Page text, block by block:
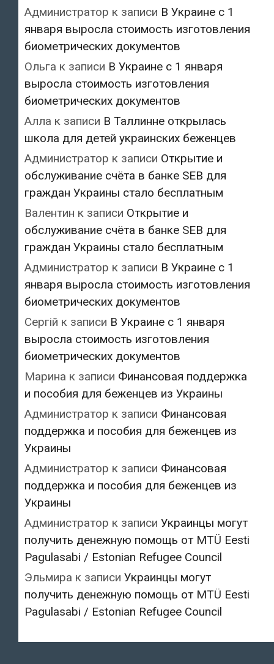
Администратор к записи В Украине с 1
января выросла стоимость изготовления
биометрических документов
Ольга к записи В Украине с 1 января
выросла стоимость изготовления
биометрических документов
Алла к записи В Таллинне открылась
школа для детей украинских беженцев
Администратор к записи Открытие и
обслуживание счёта в банке SEB для
граждан Украины стало бесплатным
Валентин к записи Открытие и
обслуживание счёта в банке SEB для
граждан Украины стало бесплатным
Администратор к записи В Украине с 1
января выросла стоимость изготовления
биометрических документов
Сергій к записи В Украине с 1 января
выросла стоимость изготовления
биометрических документов
Марина к записи Финансовая поддержка
и пособия для беженцев из Украины
Администратор к записи Финансовая
поддержка и пособия для беженцев из
Украины
Администратор к записи Финансовая
поддержка и пособия для беженцев из
Украины
Администратор к записи Украинцы могут
получить денежную помощь от MTÜ Eesti
Pagulasabi / Estonian Refugee Council
Эльмира к записи Украинцы могут
получить денежную помощь от MTÜ Eesti
Pagulasabi / Estonian Refugee Council